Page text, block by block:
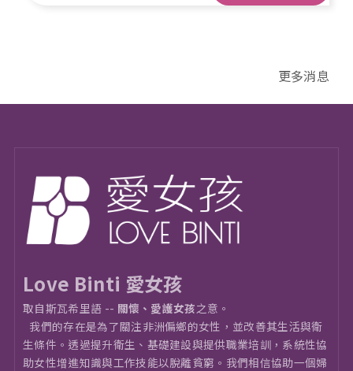
更多消息
Love Binti 愛女孩
取自斯瓦希里語 -- 關懷、愛護女孩之意。
我們的存在是為了關注非洲偏鄉的女性，並改善其生活與衛
⽣條件。透過提升衛生、基礎建設與提供職業培訓，系統性協
助女性增進知識與工作技能以脫離貧窮。我們相信協助一個婦